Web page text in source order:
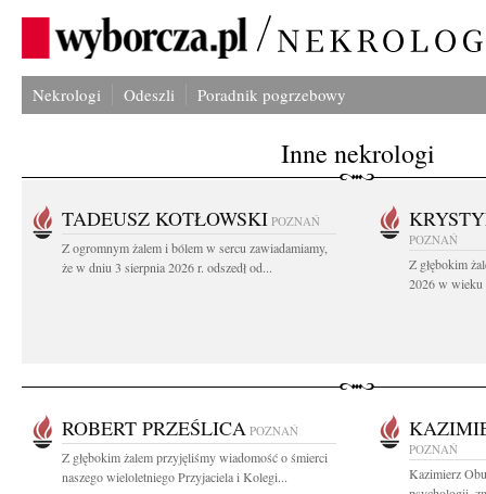
Nekrologi Odeszli Poradnik pogrzebowy
Inne nekrologi
TADEUSZ KOTŁOWSKI POZNAŃ
Z ogromnym żalem i bólem w sercu zawiadamiamy,
że w dniu 3 sierpnia 2026 r. odszedł od...
POZNAŃ
Z głębokim
2026 w wieku
ROBERT PRZEŚLICA POZNAŃ
Z głębokim żalem przyjęliśmy wiadomość o śmierci
naszego wieloletniego Przyjaciela i Kolegi...
POZNAŃ
Kazimierz